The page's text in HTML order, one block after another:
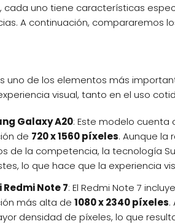
cada uno tiene características
A continuación, compararemos
uno de los elementos más
visual, tanto en el uso
Galaxy A20: Este modelo cuenta
de 720 x 1560 píxeles. Aunque la
de la competencia, la tecnología
lo que hace que la experiencia
Note 7: El Redmi Note 7
más alta de 1080 x 2340 píxeles.
densidad de píxeles, lo que